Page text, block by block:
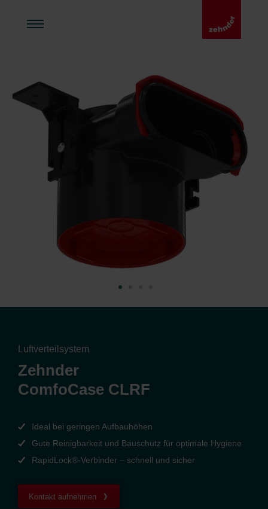
Luftverteilsystem
Zehnder
ComfoCase CLRF
Ideal bei geringen Aufbauhöhen
Gute Reinigbarkeit und Bauschutz für optimale Hygiene
RapidLock®‑Verbinder – schnell und sicher
Kontakt aufnehmen